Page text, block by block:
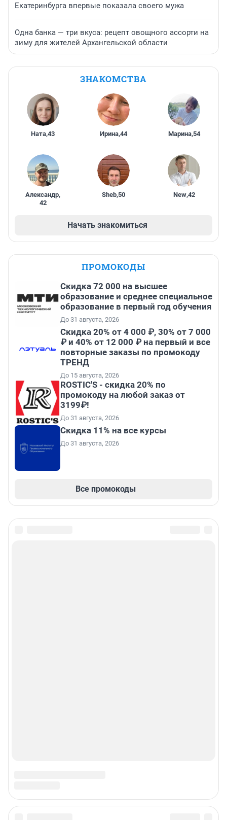
Екатеринбурга впервые показала своего мужа
Одна банка — три вкуса: рецепт овощного ассорти на
зиму для жителей Архангельской области
ЗНАКОМСТВА
Ната,43 Ирина,44 Марина,54
Александр,
42
Sheb,50 New,42
Начать знакомиться
ПРОМОКОДЫ
Скидка 72 000 на высшее
образование и среднее специальное
образование в первый год обучения
До 31 августа, 2026
Скидка 20% от 4 000 ₽, 30% от 7 000
₽ и 40% от 12 000 ₽ на первый и все
повторные заказы по промокоду
ТРЕНД
До 15 августа, 2026
ROSTIC'S - скидка 20% по
промокоду на любой заказ от
3199₽!
До 31 августа, 2026
Скидка 11% на все курсы
До 31 августа, 2026
Все промокоды